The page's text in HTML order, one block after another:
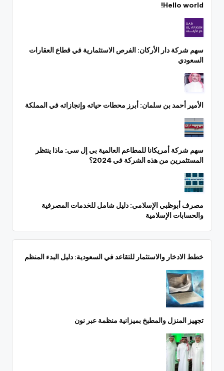
Hello world!
سهم شركة دار الأركان: الفرص الاستثمارية في قطاع العقارات
السعودي
الأمير أحمد بن سلمان: أبرز محطات حياته وإنجازاته في المملكة
سهم شركة أمريكانا للمطاعم العالمية بي إل سي: ماذا ينتظر
المستثمرين من هذه الشركة في 2024؟
مصرف أبوظبي الإسلامي: دليل شامل للخدمات المصرفية
والحسابات الإسلامية
خطط الادخار والاستثمار للتقاعد في السعودية: دليل البدء المنظم
تجهيز المنزل والمطبخ بميزانية منظمة عبر نون